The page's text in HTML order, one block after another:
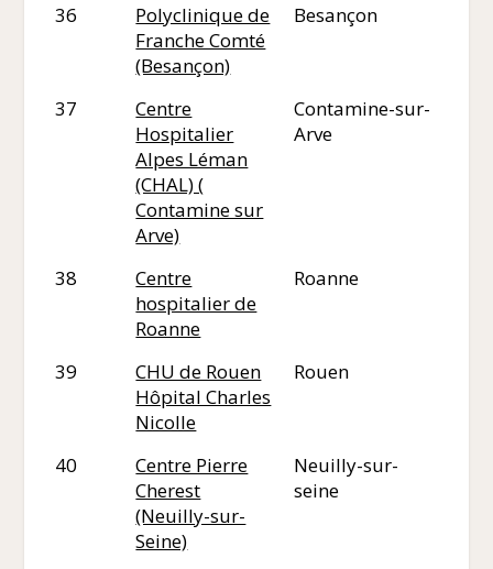
36
Polyclinique de
Franche Comté
(Besançon)
Besançon
37
Centre
Hospitalier
Alpes Léman
(CHAL) (
Contamine sur
Arve)
Contamine-sur-
Arve
38
Centre
hospitalier de
Roanne
Roanne
39
CHU de Rouen
Hôpital Charles
Nicolle
Rouen
40
Centre Pierre
Cherest
(Neuilly-sur-
Seine)
Neuilly-sur-
seine